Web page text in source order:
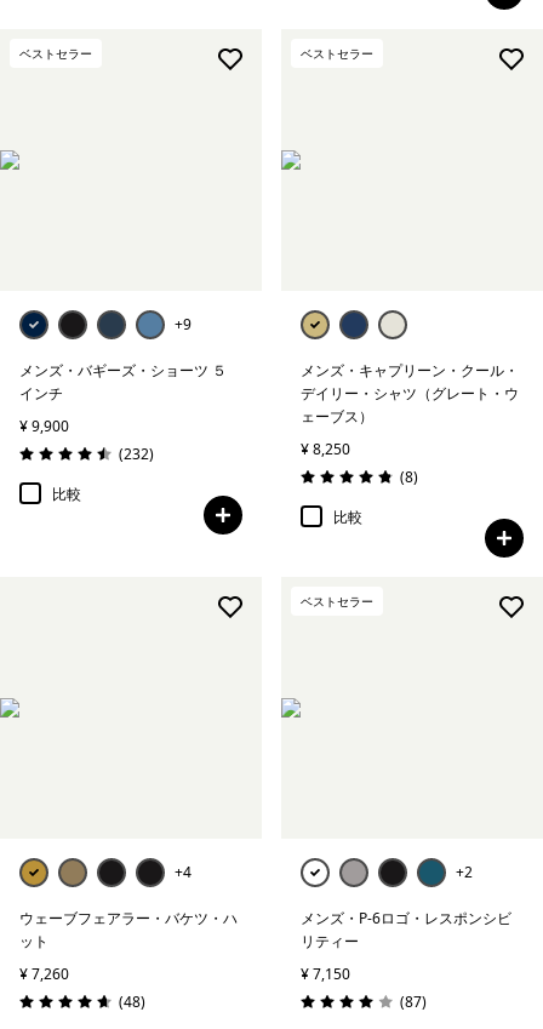
ベストセラー
+9
メンズ・バギーズ・ショーツ ５
インチ
¥ 9,900
評価: 4.5 / 5
(232レビュー
)
比較
ベストセラー
メンズ・キャプリーン・クール・
デイリー・シャツ（グレート・ウ
ェーブス）
¥ 8,250
評価: 4.9 / 5
(8レビュー
)
比較
+4
ウェーブフェアラー・バケツ・ハ
ット
¥ 7,260
評価: 4.6 / 5
(48レビュー
)
ベストセラー
+2
メンズ・P-6ロゴ・レスポンシビ
リティー
¥ 7,150
評価: 4.0 / 5
(87レビュー
)